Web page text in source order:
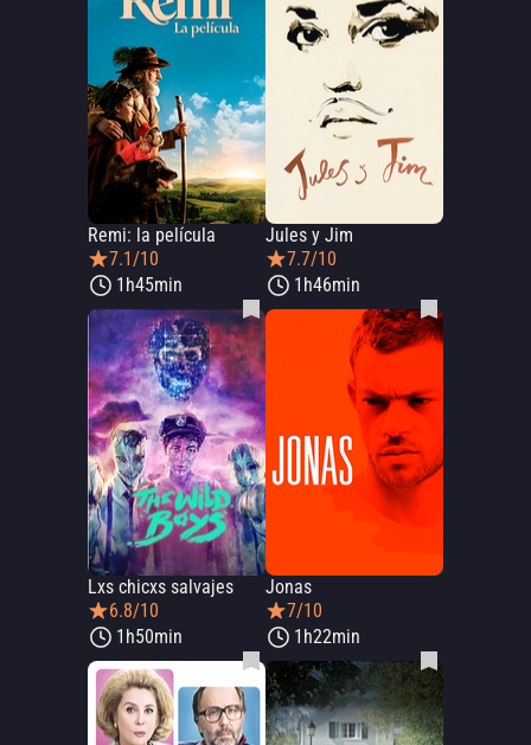
Remi: la película
7.1/10
1h45min
Jules y Jim
7.7/10
1h46min
Lxs chicxs salvajes
6.8/10
1h50min
Jonas
7/10
1h22min